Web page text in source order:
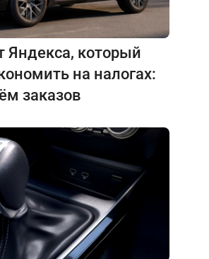
Яндекса, который
на налогах:
заказов